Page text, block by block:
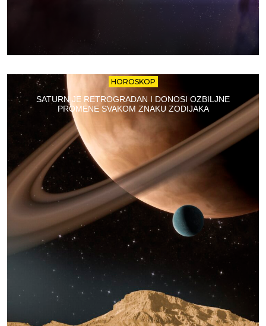
HOROSKOP
SATURN JE RETROGRADAN I DONOSI OZBILJNE
PROMENE SVAKOM ZNAKU ZODIJAKA